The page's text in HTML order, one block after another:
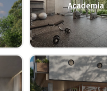
Academia